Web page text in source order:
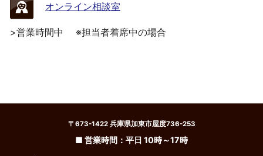
オンライン相談室
>営業時間中 ※担当者着席中の場合
〒673-1422 兵庫県加東市屋度736-253
■ 営業時間：平日 10時～17時